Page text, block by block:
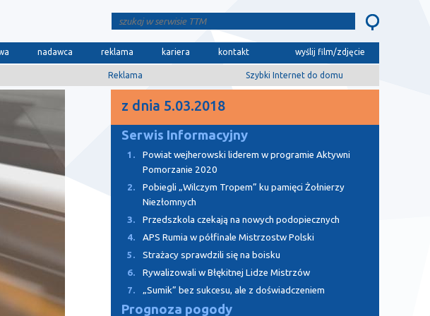
nadawca reklama kariera kontakt wyślij film/zdjęcie
Reklama Szybki Internet do domu
z dnia 5.03.2018
Serwis Informacyjny
1.
Powiat wejherowski liderem w programie Aktywni
Pomorzanie 2020
2.
Pobiegli „Wilczym Tropem” ku pamięci Żołnierzy
Niezłomnych
3.
Przedszkola czekają na nowych podopiecznych
4.
APS Rumia w półfinale Mistrzostw Polski
5.
Strażacy sprawdzili się na boisku
6.
Rywalizowali w Błękitnej Lidze Mistrzów
7.
„Sumik” bez sukcesu, ale z doświadczeniem
Prognoza pogody